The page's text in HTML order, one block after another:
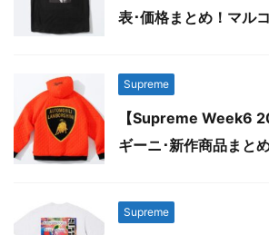
表･価格まとめ！マル
Supreme
【Supreme Week6
ギーニ･新作商品まと
Supreme